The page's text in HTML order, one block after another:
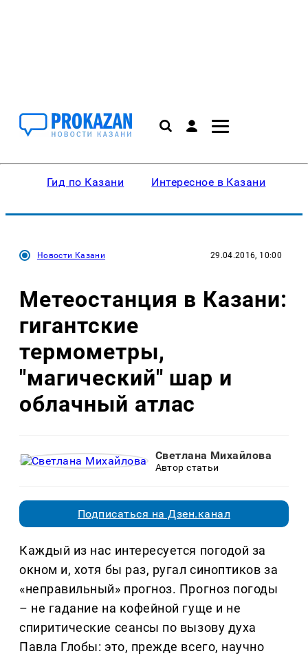
Гид по Казани Интересное в Казани
Новости Казани 29.04.2016, 10:00
Метеостанция в Казани:
гигантские
термометры,
"магический" шар и
облачный атлас
Светлана Михайлова
Автор статьи
Подписаться на Дзен.канал
Каждый из нас интересуется погодой за
окном и, хотя бы раз, ругал синоптиков за
«неправильный» прогноз. Прогноз погоды
– не гадание на кофейной гуще и не
спиритические сеансы по вызову духа
Павла Глобы: это, прежде всего, научно